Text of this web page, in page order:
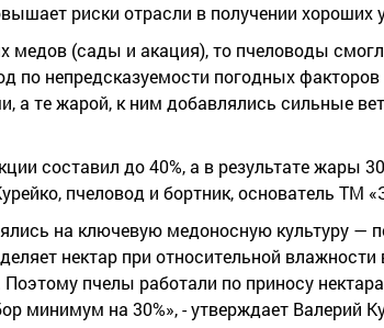
риски отрасли в получении хороших
медов (сады и акация), то пчеловоды
по непредсказуемости погодных
те жарой, к ним добавлялись сильные
составил до 40%, а в результате жары
пчеловод и бортник, основатель ТМ
на ключевую медоносную культуру —
нектар при относительной влажности
пчелы работали по приносу
минимум на 30%», - утверждает Валерий